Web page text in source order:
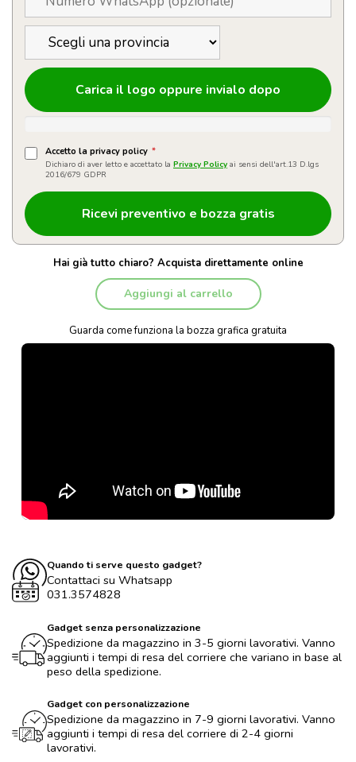
Carica il logo oppure invialo dopo
Accetto la privacy policy *
Dichiaro di aver letto e accettato la Privacy Policy ai sensi dell'art.13 D.lgs
2016/679 GDPR
Hai già tutto chiaro? Acquista direttamente online
Aggiungi al carrello
Guarda come funziona la bozza grafica gratuita
Quando ti serve questo gadget?
Contattaci su Whatsapp
031.3574828
Gadget senza personalizzazione
Spedizione da magazzino in 3-5 giorni lavorativi. Vanno
aggiunti i tempi di resa del corriere che variano in base al
peso della spedizione.
Gadget con personalizzazione
Spedizione da magazzino in 7-9 giorni lavorativi. Vanno
aggiunti i tempi di resa del corriere di 2-4 giorni
lavorativi.